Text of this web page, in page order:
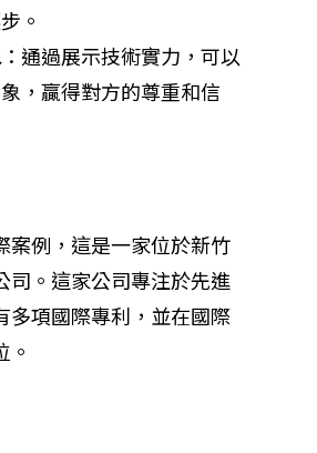
。
：通過展示技術實力，可以
，贏得對方的尊重和信
案例，這是一家位於新竹
司。這家公司專注於先進
多項國際專利，並在國際